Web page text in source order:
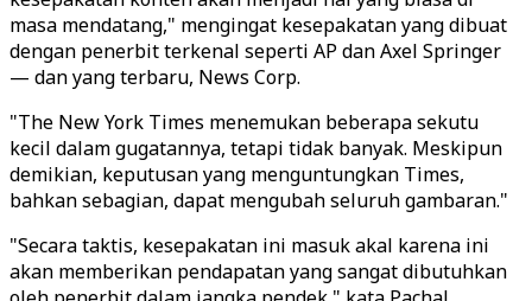
masa mendatang," mengingat kesepakatan yang dibuat
dengan penerbit terkenal seperti AP dan Axel Springer
— dan yang terbaru, News Corp.
"The New York Times menemukan beberapa sekutu
kecil dalam gugatannya, tetapi tidak banyak. Meskipun
demikian, keputusan yang menguntungkan Times,
bahkan sebagian, dapat mengubah seluruh gambaran."
"Secara taktis, kesepakatan ini masuk akal karena ini
akan memberikan pendapatan yang sangat dibutuhkan